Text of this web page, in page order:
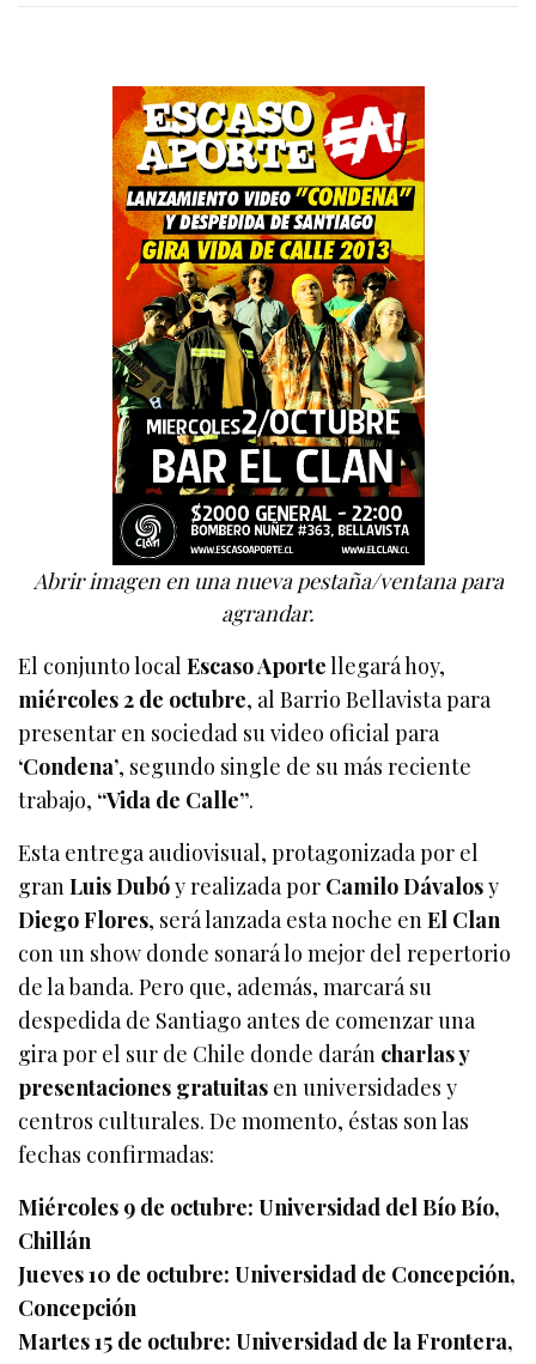
Abrir imagen en una nueva pestaña/ventana para
agrandar.
El conjunto localEscaso Aportellegará hoy,
miércoles 2 de octubre, al Barrio Bellavista para
presentar en sociedad su video oficial para
‘Condena’, segundo single de su más reciente
trabajo, “Vida de Calle”.
Esta entrega audiovisual, protagonizada por el
granLuis Dubóy realizada por Camilo Dávalosy
Diego Flores, será lanzada esta noche enEl Clan
con un show donde sonará lo mejor del repertorio
de la banda. Pero que, además, marcará su
despedida de Santiago antes de comenzar una
gira por el sur de Chile donde darán charlas y
presentaciones gratuitas en universidades y
centros culturales. De momento, éstas son las
fechas confirmadas:
Miércoles 9 de octubre: Universidad del Bío Bío,
Chillán
Jueves 10 de octubre: Universidad de Concepción,
Concepción
Martes 15 de octubre: Universidad de la Frontera,